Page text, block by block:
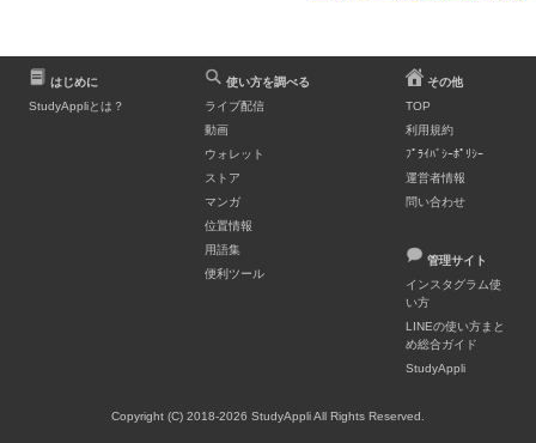
はじめに
StudyAppliとは？
使い方を調べる
ライブ配信
動画
ウォレット
ストア
マンガ
位置情報
用語集
便利ツール
その他
TOP
利用規約
ﾌﾟﾗｲﾊﾞｼｰﾎﾟﾘｼｰ
運営者情報
問い合わせ
管理サイト
インスタグラム使
い方
LINEの使い方まと
め総合ガイド
StudyAppli
Copyright (C) 2018-2026 StudyAppli All Rights Reserved.